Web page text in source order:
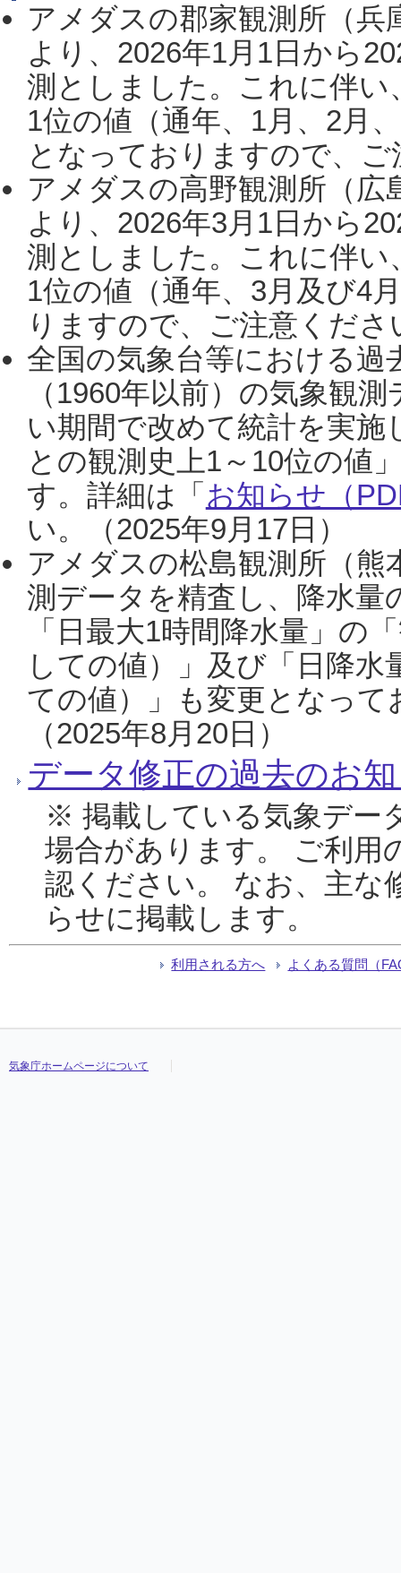
アメダスの郡家観測所（
より、2026年1月1日から
測としました。これに伴い
1位の値（通年、1月、2月
となっておりますので、
アメダスの高野観測所（
より、2026年3月1日から
測としました。これに伴い
1位の値（通年、3月及び4
りますので、ご注意くだ
全国の気象台等における過
（1960年以前）の気象観
い期間で改めて統計を実
との観測史上1～10位の値
す。詳細は「 お知らせ（
い。（2025年9月17日）
アメダスの松島観測所（熊
測データを精査し、降水
「日最大1時間降水量」の
しての値）」及び「日降
ての値）」も変更となっ
（2025年8月20日）
データ修正の過去のお
※ 掲載している気象デー
場合があります。 ご利用
認ください。 なお、主な
らせに掲載します。
利用される方へ よくある質問（
気象庁ホームページについて